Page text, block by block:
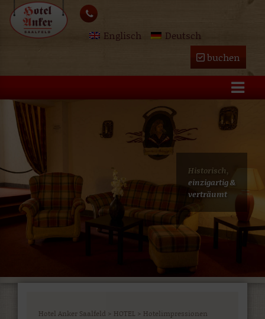
Skip
Englisch
Deutsch
buchen
Historisch,
einzigartig &
verträumt
Hotel Anker Saalfeld > HOTEL > Hotelimpressionen